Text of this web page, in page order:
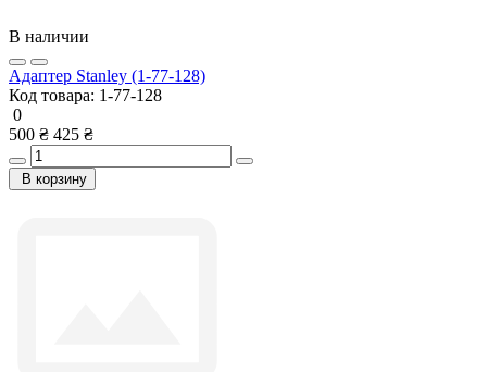
В наличии
Адаптер Stanley (1-77-128)
Код товара: 1-77-128
0
500 ₴ 425 ₴
В корзину